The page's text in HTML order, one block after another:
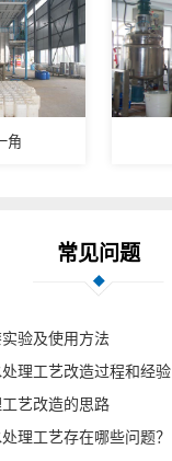
角
常见问题
验及使用方法
理工艺改造过程和经验
艺改造的思路
理工艺存在哪些问题？